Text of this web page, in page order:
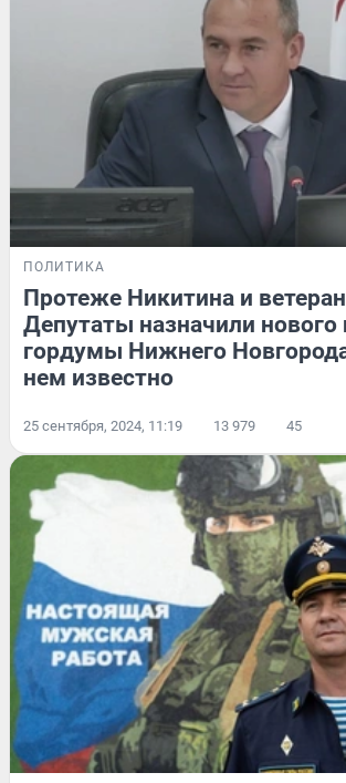
ПОЛИТИКА
Протеже Никитина и
Депутаты назначили нового
гордумы Нижнего
нем известно
25 сентября, 2024, 11:19 13 979 45